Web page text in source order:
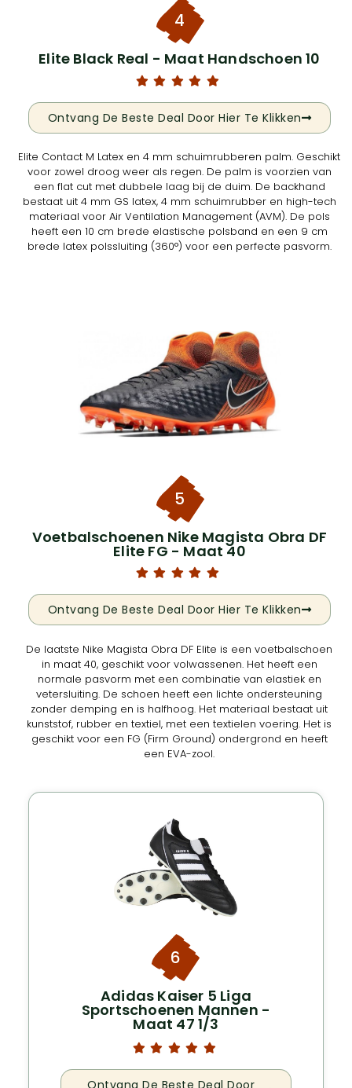
4
Elite Black Real - Maat Handschoen 10
Ontvang De Beste Deal Door Hier Te Klikken
Elite Contact M Latex en 4 mm schuimrubberen palm. Geschikt
voor zowel droog weer als regen. De palm is voorzien van
een flat cut met dubbele laag bij de duim. De backhand
bestaat uit 4 mm GS latex, 4 mm schuimrubber en high-tech
materiaal voor Air Ventilation Management (AVM). De pols
heeft een 10 cm brede elastische polsband en een 9 cm
brede latex polssluiting (360°) voor een perfecte pasvorm.
5
Voetbalschoenen Nike Magista Obra DF
Elite FG - Maat 40
Ontvang De Beste Deal Door Hier Te Klikken
De laatste Nike Magista Obra DF Elite is een voetbalschoen
in maat 40, geschikt voor volwassenen. Het heeft een
normale pasvorm met een combinatie van elastiek en
vetersluiting. De schoen heeft een lichte ondersteuning
zonder demping en is halfhoog. Het materiaal bestaat uit
kunststof, rubber en textiel, met een textielen voering. Het is
geschikt voor een FG (Firm Ground) ondergrond en heeft
een EVA-zool.
6
Adidas Kaiser 5 Liga
Sportschoenen Mannen -
Maat 47 1/3